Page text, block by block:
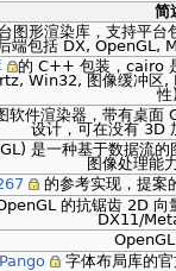
简
图形渲染库，支持平
端包括 DX, OpenGL,
的 C++ 包装，cairo
Win32, 图像缓冲区,
性
软件渲染器，带有桌面
设计，可在没有 3D
是一种基于数据流
图像处理能
的参考实现，提案
的抗锯齿 2D 向
DX11/
Pango
字体布局库的